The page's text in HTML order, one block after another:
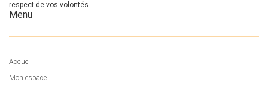
respect de vos volontés.
Menu
Accueil
Mon espace